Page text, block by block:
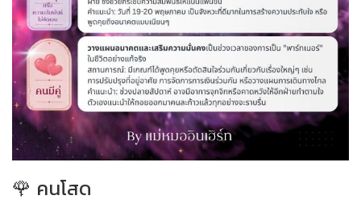
🌹 คนโสด